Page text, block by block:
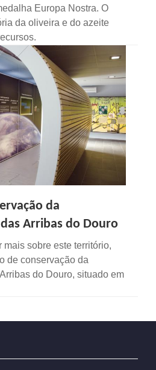
Europa Nostra. O
da oliveira e do azeite
da
Arribas do Douro
sobre este território,
de conservação da
do Douro, situado em